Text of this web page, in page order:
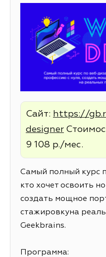
Сайт: https://
designer
9 108 р./мес.
Самый полный курс
кто хочет освоить
создать мощное
стажировкуна
Geekbrains.
Программа: